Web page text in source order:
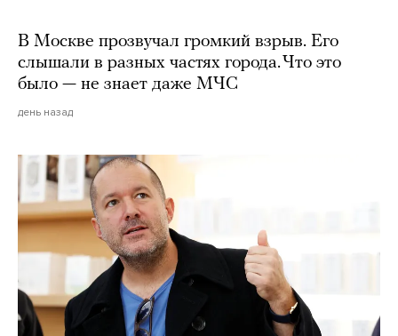
В Москве прозвучал громкий взрыв. Его
слышали в разных частях города. Что это
было — не знает даже МЧС
день назад